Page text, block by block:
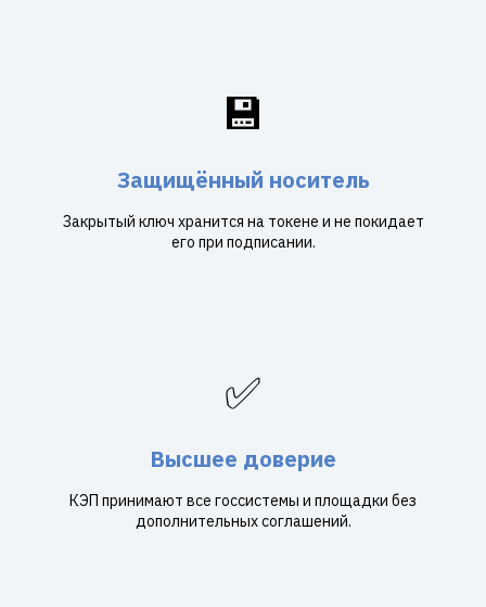
💾
Защищённый носитель
Закрытый ключ хранится на токене и не покидает
его при подписании.
✅
Высшее доверие
КЭП принимают все госсистемы и площадки без
дополнительных соглашений.